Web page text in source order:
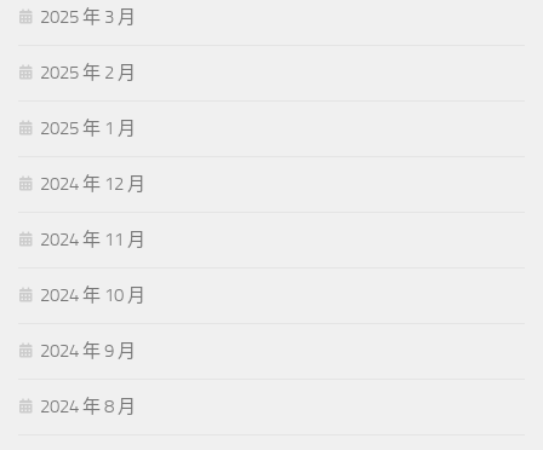
2025 年 3 月
2025 年 2 月
2025 年 1 月
2024 年 12 月
2024 年 11 月
2024 年 10 月
2024 年 9 月
2024 年 8 月